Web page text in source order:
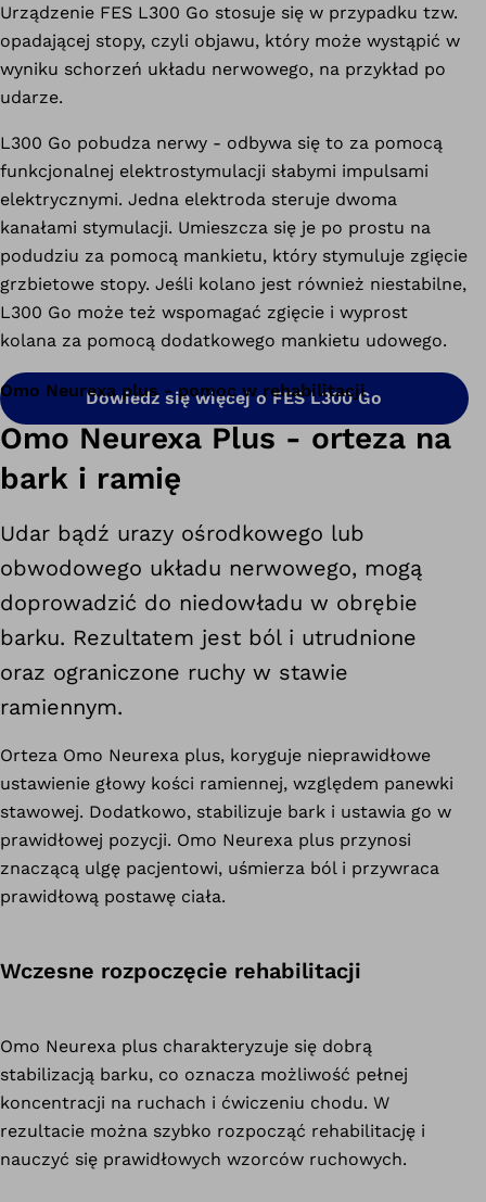
Urządzenie FES L300 Go stosuje się w przypadku tzw.
opadającej stopy, czyli objawu, który może wystąpić w
wyniku schorzeń układu nerwowego, na przykład po
udarze.
L300 Go pobudza nerwy - odbywa się to za pomocą
funkcjonalnej elektrostymulacji słabymi impulsami
elektrycznymi. Jedna elektroda steruje dwoma
kanałami stymulacji. Umieszcza się je po prostu na
podudziu za pomocą mankietu, który stymuluje zgięcie
grzbietowe stopy. Jeśli kolano jest również niestabilne,
L300 Go może też wspomagać zgięcie i wyprost
kolana za pomocą dodatkowego mankietu udowego.
Dowiedz się więcej o FES L300 Go
Omo Neurexa plus - pomoc w rehabilitacji
Omo Neurexa Plus - orteza na
bark i ramię
Udar bądź urazy ośrodkowego lub
obwodowego układu nerwowego, mogą
doprowadzić do niedowładu w obrębie
barku. Rezultatem jest ból i utrudnione
oraz ograniczone ruchy w stawie
ramiennym.
Orteza Omo Neurexa plus, koryguje nieprawidłowe
ustawienie głowy kości ramiennej, względem panewki
stawowej. Dodatkowo, stabilizuje bark i ustawia go w
prawidłowej pozycji. Omo Neurexa plus przynosi
znaczącą ulgę pacjentowi, uśmierza ból i przywraca
prawidłową postawę ciała.
Wczesne rozpoczęcie rehabilitacji
Omo Neurexa plus charakteryzuje się dobrą
stabilizacją barku, co oznacza możliwość pełnej
koncentracji na ruchach i ćwiczeniu chodu. W
rezultacie można szybko rozpocząć rehabilitację i
nauczyć się prawidłowych wzorców ruchowych.